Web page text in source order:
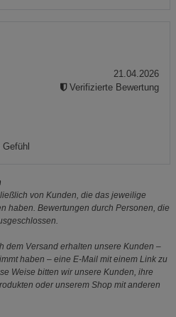
21.04.2026
Verifizierte Bewertung
von Kunden, die das jeweilige
haben. Bewertungen durch Personen, die
dem Versand erhalten unsere Kunden –
haben – eine E-Mail mit einem Link zu
Weise bitten wir unsere Kunden, ihre
oder unserem Shop mit anderen